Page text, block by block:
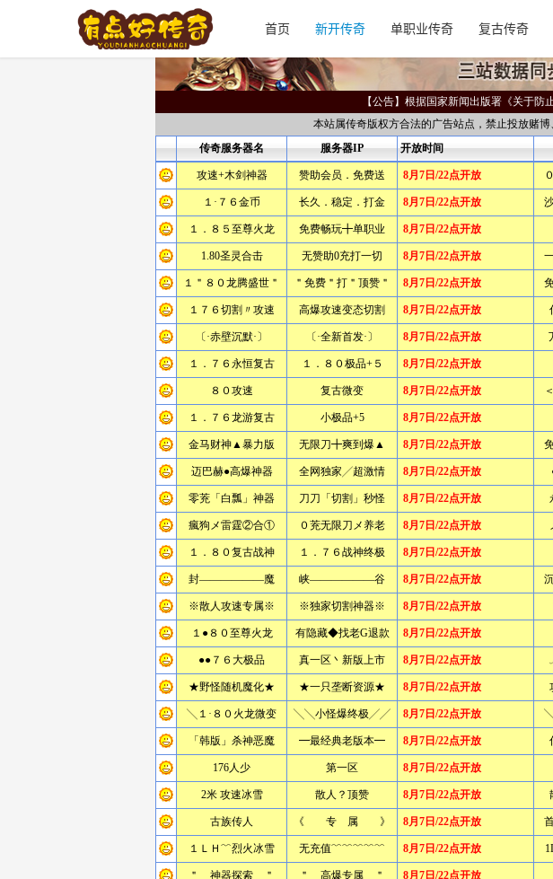
首页 新开传奇 单职业传奇 复古传奇